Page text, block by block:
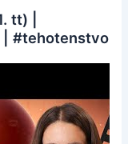
tt) |
| #tehotenstvo